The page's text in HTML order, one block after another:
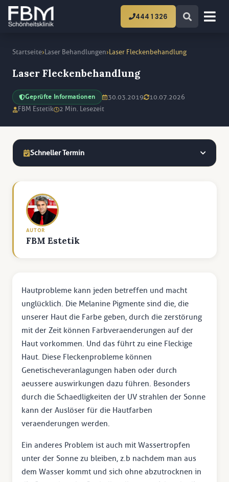
444 1 326
Startseite›Laser Behandlungen›Laser Fleckenbehandlung
Laser Fleckenbehandlung
Geprüfte Informationen 30.03.2019
10.07.2026
FBM Estetik
2 Min. Lesezeit
Schneller Termin
AUTOR
FBM Estetik
Hautprobleme kann jeden betreffen und macht
unglücklich. Die Melanine Pigmente sind die, die
unserer Haut die Farbe geben, durch die zerstörung
mit der Zeit können Farbveraenderungen auf der
Haut vorkommen. Und das führt zu eine Fleckige
Haut. Diese Fleckenprobleme können
Genetischeveranlagungen haben oder durch
aeussere auswirkungen dazu führen. Besonders
durch die Schaedligkeiten der UV strahlen der Sonne
kann der Auslöser für die Hautfarben
veraenderungen werden.
Ein anderes Problem ist auch mit Wassertropfen
unter der Sonne zu bleiben, z.b nachdem man aus
dem Wasser kommt und sich ohne abzutrocknen in